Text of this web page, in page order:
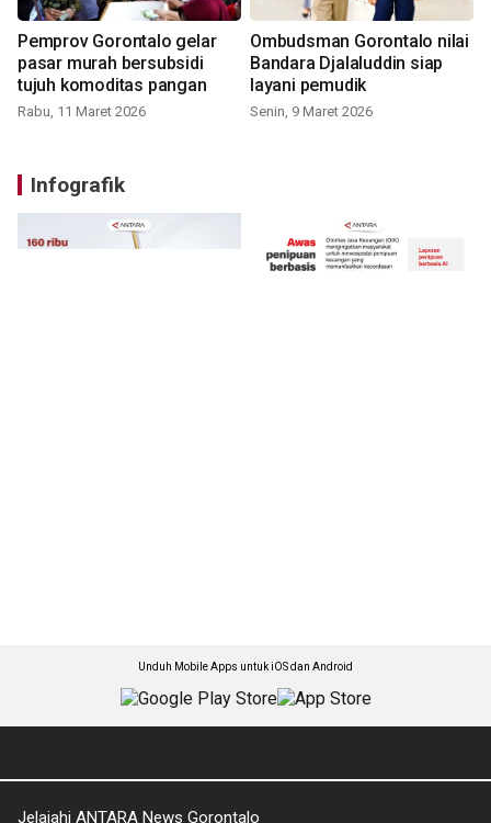
Pemprov Gorontalo gelar
pasar murah bersubsidi
tujuh komoditas pangan
Rabu, 11 Maret 2026
Ombudsman Gorontalo nilai
Bandara Djalaluddin siap
layani pemudik
Senin, 9 Maret 2026
Infografik
Unduh Mobile Apps untuk iOS dan Android
Jelajahi ANTARA News Gorontalo